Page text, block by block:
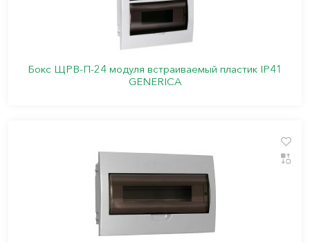
Бокс ЩРВ-П-24 модуля встраиваемый пластик IP41
GENERICA